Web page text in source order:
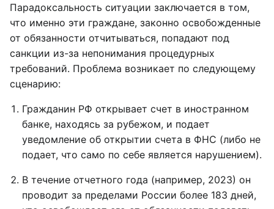
Парадоксальность ситуации заключается в том,
что именно эти граждане, законно освобожденные
от обязанности отчитываться, попадают под
санкции из-за непонимания процедурных
требований. Проблема возникает по следующему
сценарию:
Гражданин РФ открывает счет в иностранном
банке, находясь за рубежом, и подает
уведомление об открытии счета в ФНС (либо не
подает, что само по себе является нарушением).
В течение отчетного года (например, 2023) он
проводит за пределами России более 183 дней,